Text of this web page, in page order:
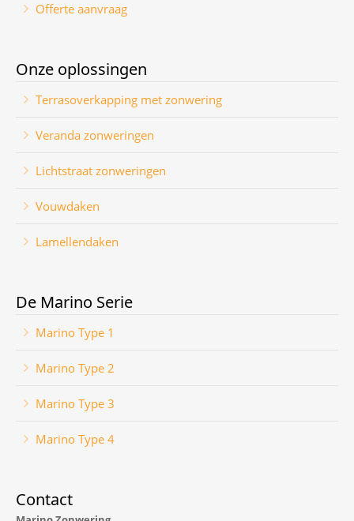
Offerte aanvraag
Onze oplossingen
Terrasoverkapping met zonwering
Veranda zonweringen
Lichtstraat zonweringen
Vouwdaken
Lamellendaken
De Marino Serie
Marino Type 1
Marino Type 2
Marino Type 3
Marino Type 4
Contact